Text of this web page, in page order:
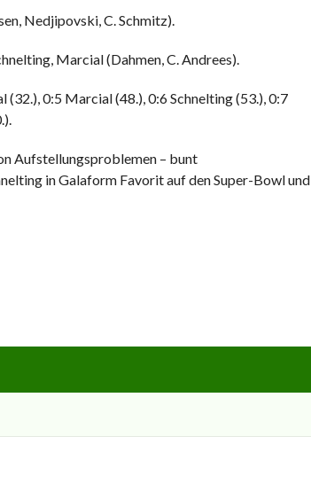
Nedjipovski, C. Schmitz).
Marcial (Dahmen, C. Andrees).
0:5 Marcial (48.), 0:6 Schnelting (53.), 0:7
Aufstellungsproblemen – bunt
in Galaform Favorit auf den Super-Bowl und